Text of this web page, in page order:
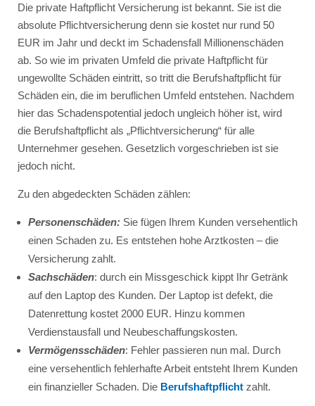
Die private Haftpflicht Versicherung ist bekannt. Sie ist die
absolute Pflichtversicherung denn sie kostet nur rund 50
EUR im Jahr und deckt im Schadensfall Millionenschäden
ab. So wie im privaten Umfeld die private Haftpflicht für
ungewollte Schäden eintritt, so tritt die Berufshaftpflicht für
Schäden ein, die im beruflichen Umfeld entstehen. Nachdem
hier das Schadenspotential jedoch ungleich höher ist, wird
die Berufshaftpflicht als „Pflichtversicherung“ für alle
Unternehmer gesehen. Gesetzlich vorgeschrieben ist sie
jedoch nicht.
Zu den abgedeckten Schäden zählen:
Personenschäden: Sie fügen Ihrem Kunden versehentlich
einen Schaden zu. Es entstehen hohe Arztkosten – die
Versicherung zahlt.
Sachschäden: durch ein Missgeschick kippt Ihr Getränk
auf den Laptop des Kunden. Der Laptop ist defekt, die
Datenrettung kostet 2000 EUR. Hinzu kommen
Verdienstausfall und Neubeschaffungskosten.
Vermögensschäden: Fehler passieren nun mal. Durch
eine versehentlich fehlerhafte Arbeit entsteht Ihrem Kunden
ein finanzieller Schaden. Die Berufshaftpflichtzahlt.